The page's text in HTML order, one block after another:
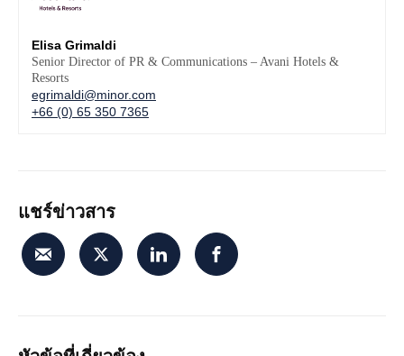
Elisa Grimaldi
Senior Director of PR & Communications – Avani Hotels &
Resorts
egrimaldi@minor.com
+66 (0) 65 350 7365
แชร์ข่าวสาร